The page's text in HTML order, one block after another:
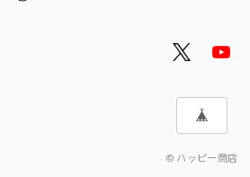
© ハッピー商店